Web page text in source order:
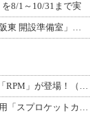
を8/1～10/31まで実
【トライアンフ】関西最大規模「トライアンフ大阪東 開設準備室」がオープン！ 限定
RPM から ホンダ GROM用エキゾーストシステム「RPM」が登場！（動画あり
カスタムスプロケットを見せる、Z900RS／CAFE用「スプロケットカバーフルキ